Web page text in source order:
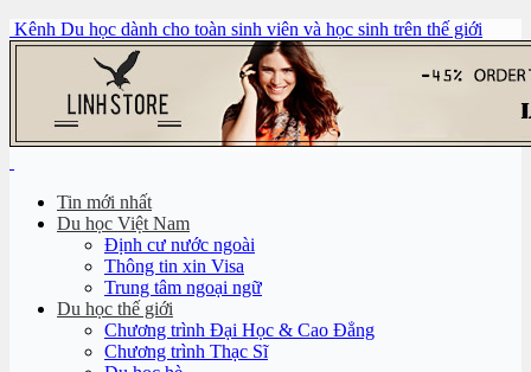
Kênh Du học dành cho toàn sinh viên và học sinh trên thế giới
Tin mới nhất
Du học Việt Nam
Định cư nước ngoài
Thông tin xin Visa
Trung tâm ngoại ngữ
Du học thế giới
Chương trình Đại Học & Cao Đẳng
Chương trình Thạc Sĩ